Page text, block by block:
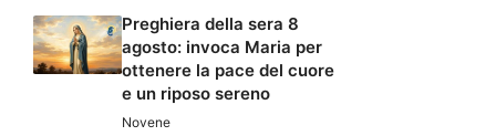
Preghiera della sera 8
agosto: invoca Maria per
ottenere la pace del cuore
e un riposo sereno
Novene